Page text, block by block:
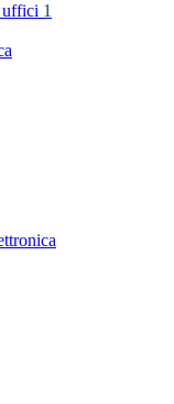
uffici 1